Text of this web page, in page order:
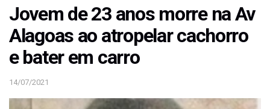
Jovem de 23 anos morre na Av
Alagoas ao atropelar cachorro
e bater em carro
14/07/2021